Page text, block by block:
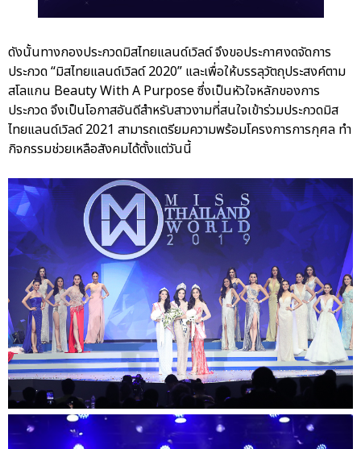
ดังนั้นทางกองประกวดมิสไทยแลนด์เวิลด์ จึงขอประกาศงดจัดการ
ประกวด “มิสไทยแลนด์เวิลด์ 2020” และเพื่อให้บรรลุวัตถุประสงค์ตาม
สโลแกน Beauty With A Purpose ซึ่งเป็นหัวใจหลักของการ
ประกวด จึงเป็นโอกาสอันดีสำหรับสาวงามที่สนใจเข้าร่วมประกวดมิส
ไทยแลนด์เวิลด์ 2021 สามารถเตรียมความพร้อมโครงการการกุศล ทำ
กิจกรรมช่วยเหลือสังคมได้ตั้งแต่วันนี้